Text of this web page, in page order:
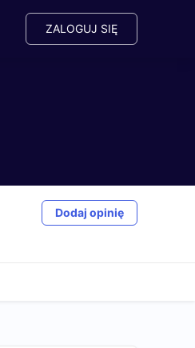
ZALOGUJ SIĘ
Dodaj opinię